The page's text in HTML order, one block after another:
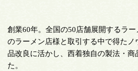
創業60年。全国の50店舗展開するラ
のラーメン店様と取引する中で得たノ
品改良に活かし、西着独自の製法・商
た。